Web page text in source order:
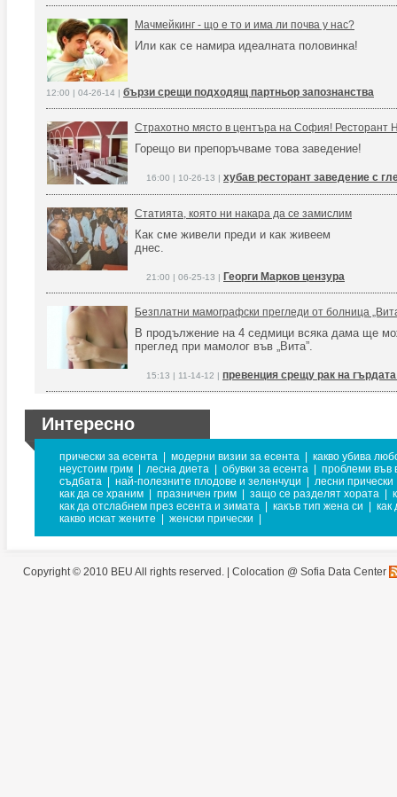
Мачмейкинг - що е то и има ли почва у нас?
Или как се намира идеалната половинка!
12:00 | 04-26-14 | бързи срещи подходящ партньор запознанства
Страхотно място в центъра на София!
Горещо ви препоръчваме това заведение!
16:00 | 10-26-13 | хубав ресторант заведение с
Статията, която ни накара да се замислим
Как сме живели преди и как живеем
днес.
21:00 | 06-25-13 | Георги Марков цензура
Безплатни мамографски прегледи от болница
В продължение на 4 седмици всяка дама ще
преглед при мамолог във „Вита”.
15:13 | 11-14-12 | превенция срещу рак на
Интересно
прически за есента модерни визии за есента
какво убива
неустоим грим
лесна диета обувки за есента
проблеми във
съдбата
най-полезните плодове и зеленчуци
лесни прически
как да се храним
празничен грим защо се разделят хората
как да отслабнем през есента и зимата
какъв тип жена си
как
какво искат жените
женски прически
Copyright © 2010 BEU All rights reserved. | Colocation @ Sofia Data Center